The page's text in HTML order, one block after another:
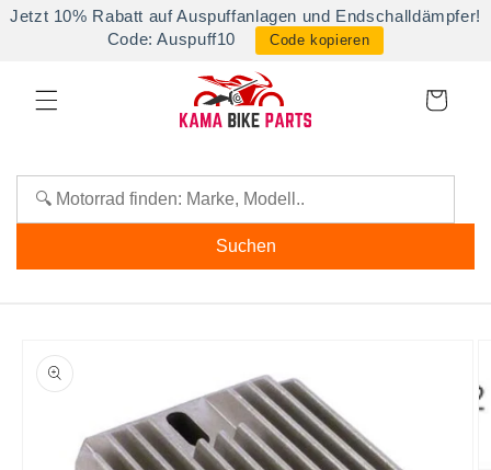
Jetzt 10% Rabatt auf Auspuffanlagen und Endschalldämpfer!
Code: Auspuff10
Code kopieren
Direkt
zum
Warenkorb
Suchen